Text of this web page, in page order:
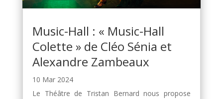
Music-Hall : « Music-Hall
Colette » de Cléo Sénia et
Alexandre Zambeaux
10 Mar 2024
Le Théâtre de Tristan Bernard nous propose